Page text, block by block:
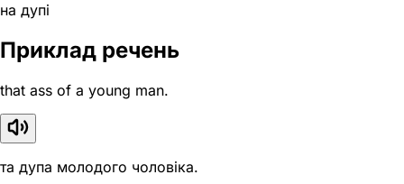
на дупі
Приклад речень
that ass of a young man.
та дупа молодого чоловіка.